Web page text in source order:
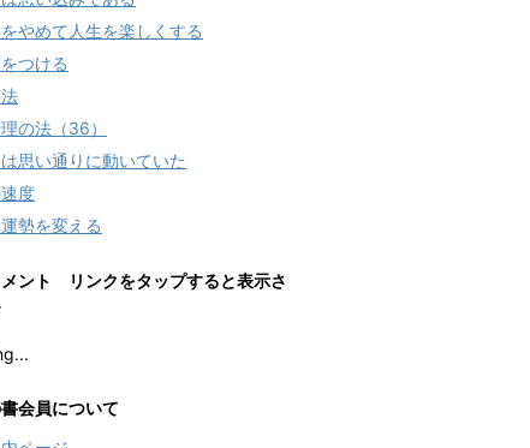
やめて人生を楽しくする
つける
の法（36）
思い通りに動いていた
度
勢を変える
ント リンクをタップすると表示さ
会員について